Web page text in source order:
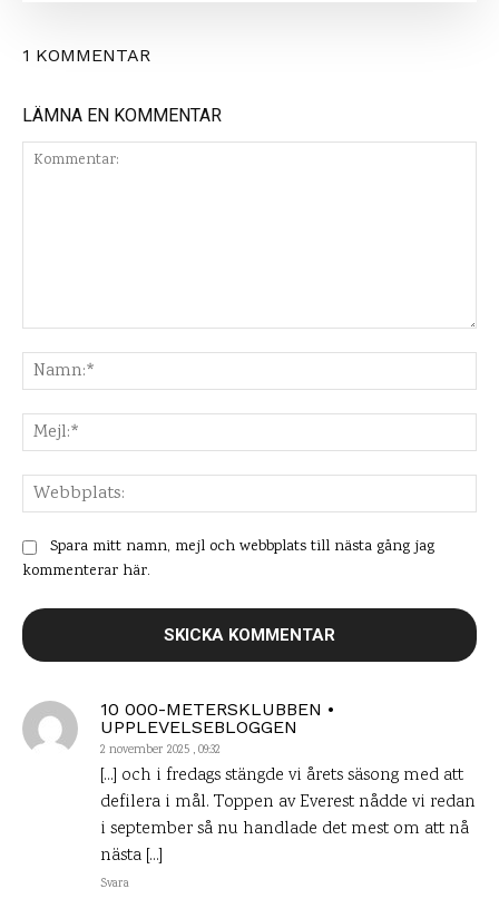
1 KOMMENTAR
10 000-METERSKLUBBEN •
UPPLEVELSEBLOGGEN
2 november 2025 , 09:32
[…] och i fredags stängde vi årets säsong med att
defilera i mål. Toppen av Everest nådde vi redan
i september så nu handlade det mest om att nå
nästa […]
Svara
LÄMNA EN KOMMENTAR
Spara mitt namn, mejl och webbplats till nästa gång jag
kommenterar här.